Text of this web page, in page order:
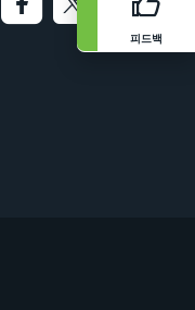
피드백